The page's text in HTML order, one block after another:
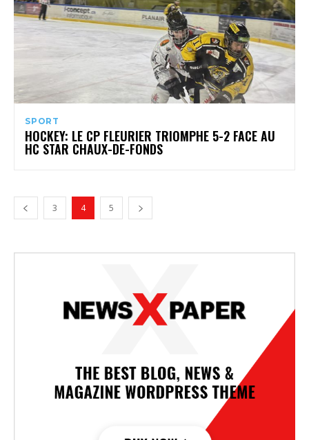
SPORT
HOCKEY: LE CP FLEURIER TRIOMPHE 5-2 FACE AU
HC STAR CHAUX-DE-FONDS
3 4 5